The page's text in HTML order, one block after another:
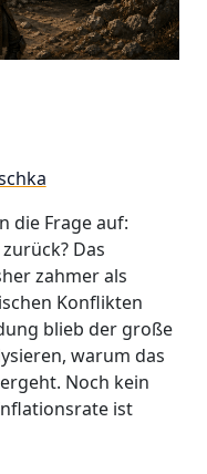
die Frage auf:
Das
zahmer als
Konflikten
blieb der große
warum das
Noch kein
ist